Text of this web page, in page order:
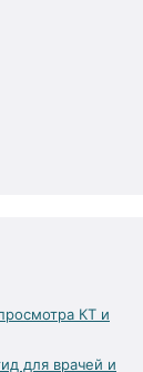
КТ и
для врачей и